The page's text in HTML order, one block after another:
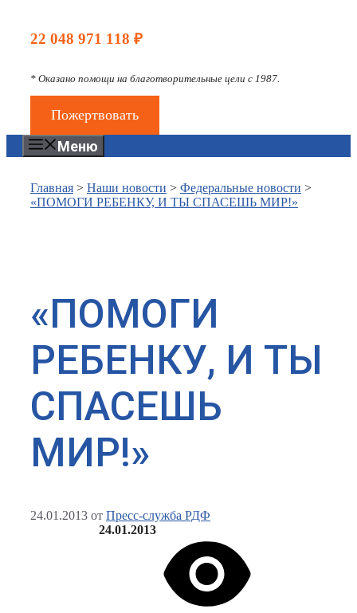
22 048 971 118 ₽
* Оказано помощи на благотворительные цели с 1987.
Пожертвовать
Меню
Главная > Наши новости > Федеральные новости >
«ПОМОГИ РЕБЕНКУ, И ТЫ СПАСЕШЬ МИР!»
«ПОМОГИ
РЕБЕНКУ, И ТЫ
СПАСЕШЬ
МИР!»
24.01.2013 от Пресс-служба РДФ
24.01.2013